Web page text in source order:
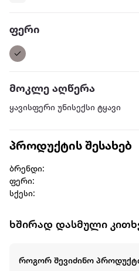
ფერი
მოკლე აღწერა
ყავისფერი უნისექსი ტყავი
პროდუქტის შესახებ
ბრენდი:
ფერი:
სქესი:
ხშირად დასმული
როგორ შევიძინო